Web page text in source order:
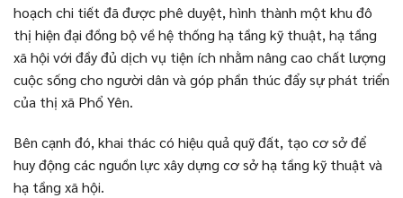
hoạch chi tiết đã được phê duyệt, hình thành một khu đô
thị hiện đại đồng bộ về hệ thống hạ tầng kỹ thuật, hạ tầng
xã hội với đầy đủ dịch vụ tiện ích nhằm nâng cao chất lượng
cuộc sống cho người dân và góp phần thúc đẩy sự phát triển
của thị xã Phổ Yên.
Bên cạnh đó, khai thác có hiệu quả quỹ đất, tạo cơ sở để
huy động các nguồn lực xây dựng cơ sở hạ tầng kỹ thuật và
hạ tầng xã hội.